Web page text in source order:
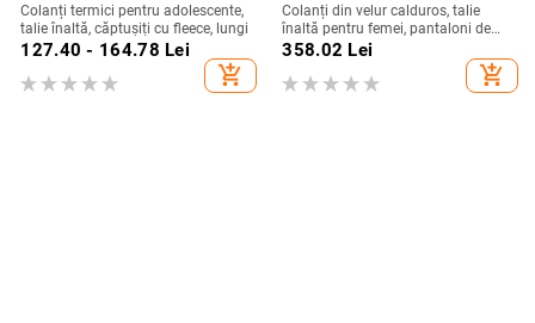
Colanți termici pentru adolescente,
talie înaltă, căptușiți cu fleece, lungi
127.40 - 164.78 Lei
add_shopping_cart
Colanți din velur calduros, talie
înaltă pentru femei, pantaloni de
yoga cu ridicare a șoldurilor, iarnă
2025, stil nou, confort la purtare
358.02 Lei
add_shopping_cart